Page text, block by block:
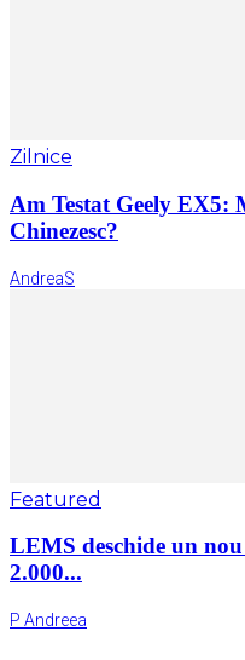
Zilnice
Am Testat Geely EX5:
Chinezesc?
AndreaS
Featured
LEMS deschide un
2.000...
P Andreea